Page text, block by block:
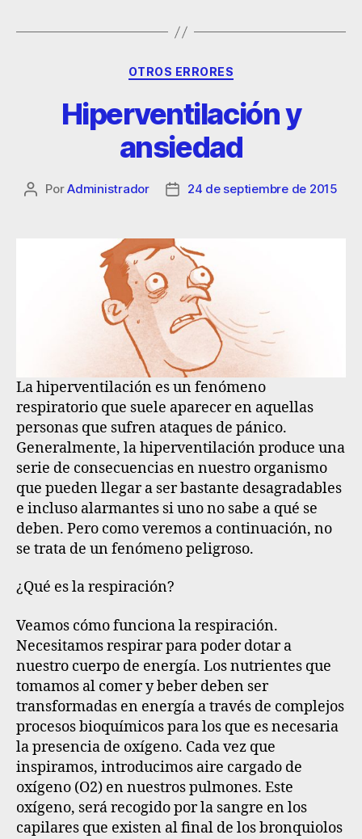
OTROS ERRORES
Hiperventilación y
ansiedad
PorAdministrador 24 de septiembre de 2015
La hiperventilación es un fenómeno
respiratorio que suele aparecer en aquellas
personas que sufren ataques de pánico.
Generalmente, lahiperventilación produce una
serie de consecuencias en nuestro organismo
que pueden llegar a ser bastante desagradables
e incluso alarmantes si uno no sabe a qué se
deben. Pero como veremos a continuación, no
se trata de un fenómeno peligroso.
¿Qué es la respiración?
Veamos cómo funciona la respiración.
Necesitamos respirar para poder dotar a
nuestro cuerpo de energía. Los nutrientes que
tomamos al comer y beber deben ser
transformadas en energía a través de complejos
procesos bioquímicos para los que es necesaria
la presencia de oxígeno. Cada vez que
inspiramos, introducimos aire cargado de
oxígeno (O2) en nuestros pulmones. Este
oxígeno, será recogido por la sangre en los
capilares que existen al final de los bronquiolos